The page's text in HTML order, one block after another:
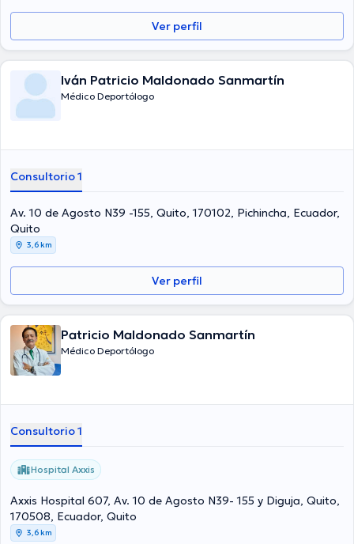
Ver perfil
Iván Patricio Maldonado Sanmartín
Médico Deportólogo
Consultorio 1
Av. 10 de Agosto N39 -155, Quito, 170102, Pichincha, Ecuador,
Quito
3,6 km
Ver perfil
Patricio Maldonado Sanmartín
Médico Deportólogo
Consultorio 1
Hospital Axxis
Axxis Hospital 607, Av. 10 de Agosto N39- 155 y Diguja, Quito,
170508, Ecuador, Quito
3,6 km